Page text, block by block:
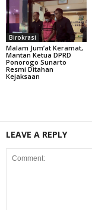
Birokrasi
Malam Jum’at Keramat,
Mantan Ketua DPRD
Ponorogo Sunarto
Resmi Ditahan
Kejaksaan
LEAVE A REPLY